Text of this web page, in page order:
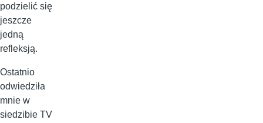
podzielić się
jeszcze
jedną
refleksją.
Ostatnio
odwiedziła
mnie w
siedzibie TV